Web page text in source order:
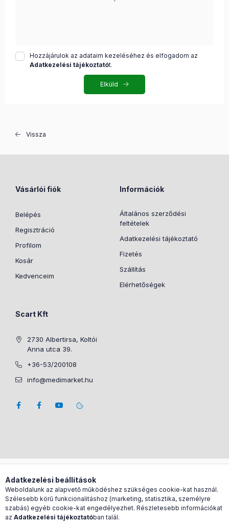
Hozzájárulok az adataim kezeléséhez és elfogadom az
Adatkezelési tájékoztatót.
Elküld
Vissza
Vásárlói fiók
Belépés
Regisztráció
Profilom
Kosár
Kedvenceim
Információk
Általános szerződési
feltételek
Adatkezelési tájékoztató
Fizetés
Szállítás
Elérhetőségek
Scart Kft
2730 Albertirsa, Koltói
Anna utca 39.
+36-53/200108
info@medimarket.hu
Árukereső.hu
Adatkezelési beállítások
Weboldalunk az alapvető működéshez szükséges cookie-kat használ.
Szélesebb körű funkcionalitáshoz (marketing, statisztika, személyre
szabás) egyéb cookie-kat engedélyezhet. Részletesebb információkat
az Adatkezelési tájékoztatóban talál.